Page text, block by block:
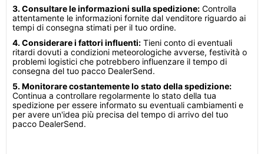
3. Consultare le informazioni sulla spedizione: Controlla
attentamente le informazioni fornite dal venditore riguardo ai
tempi di consegna stimati per il tuo ordine.
4. Considerare i fattori influenti: Tieni conto di eventuali
ritardi dovuti a condizioni meteorologiche avverse, festività o
problemi logistici che potrebbero influenzare il tempo di
consegna del tuo pacco DealerSend.
5. Monitorare costantemente lo stato della spedizione:
Continua a controllare regolarmente lo stato della tua
spedizione per essere informato su eventuali cambiamenti e
per avere un'idea più precisa del tempo di arrivo del tuo
pacco DealerSend.